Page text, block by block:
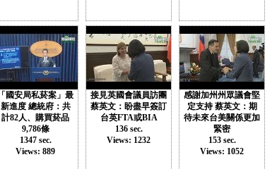
「國安局私菸案」最
新進度 總統府：共
計82人、購買菸品
9,786條
1347 sec.
Views: 889
接見英國會議員訪團
蔡英文：盼盡早簽訂
台英FTA或BIA
136 sec.
Views: 1232
感謝加州州眾議會堅
定支持 蔡英文：期
待未來台美關係更加
緊密
153 sec.
Views: 1052